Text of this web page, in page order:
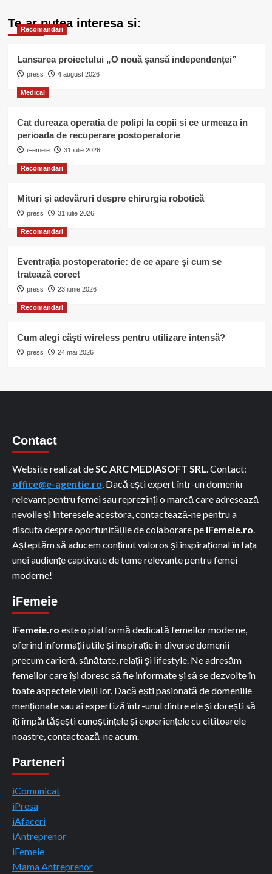
Te-ar putea interesa si:
Recomandari
Lansarea proiectului „O nouă șansă independenței”
press 4 august 2026
Medical
Cat dureaza operatia de polipi la copii si ce urmeaza in
perioada de recuperare postoperatorie
iFemeie 31 iulie 2026
Recomandari
Mituri și adevăruri despre chirurgia robotică
press 31 iulie 2026
Recomandari
Eventrația postoperatorie: de ce apare și cum se
tratează corect
press 23 iunie 2026
Recomandari
Cum alegi căști wireless pentru utilizare intensă?
press 24 mai 2026
Contact
Website realizat deSC ARC MEDIASOFT SRL. Contact:
office@e-agentie.ro. Dacă ești expert într-un domeniu
relevant pentru femei sau reprezinți o marcă care adresează
nevoile și interesele acestora, contactează-ne pentru a
discuta despre oportunitățile de colaborare pe iFemeie.ro.
Așteptăm să aducem conținut valoros și inspirațional în fața
unei audiențe captivate de teme relevante pentru femei
moderne!
iFemeie
iFemeie.ro este o platformă dedicată femeilor moderne,
oferind informații utile și inspirație în diverse domenii
precum carieră, sănătate, relații și lifestyle. Ne adresăm
femeilor care își doresc să fie informate și să se dezvolte în
toate aspectele vieții lor. Dacă ești pasionată de domeniile
menționate sau ai expertiză într-unul dintre ele și dorești să
îți împărtășești cunoștințele și experiențele cu cititoarele
noastre, contactează-ne acum.
Parteneri
iComunicat
iPresa
iAfaceri
iAntreprenor
iFemeie
Mama Antreprenor